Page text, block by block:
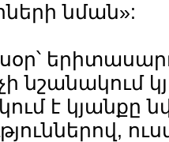
նման»:
նշանակում
է կյանքը